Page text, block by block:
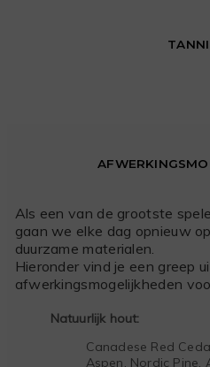
Als een van de grootste
gaan we elke dag opnieuw
duurzame materialen.
Hieronder vind je een greep
afwerkingsmogelijkheden
Natuurlijk hout:
Canadese Red
Aspen, Nordic Pine,